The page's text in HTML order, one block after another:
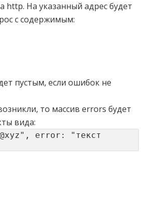
http. На указанный адрес будет
с содержимым:
пустым, если ошибок не
то массив errors будет
вида:
error: "текст